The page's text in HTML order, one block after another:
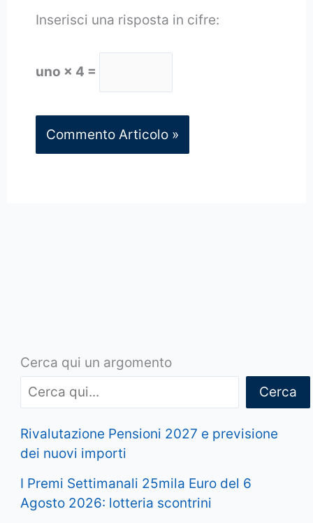
Inserisci una risposta in cifre:
uno × 4 =
Cerca qui un argomento
Cerca
Rivalutazione Pensioni 2027 e previsione
dei nuovi importi
I Premi Settimanali 25mila Euro del 6
Agosto 2026: lotteria scontrini